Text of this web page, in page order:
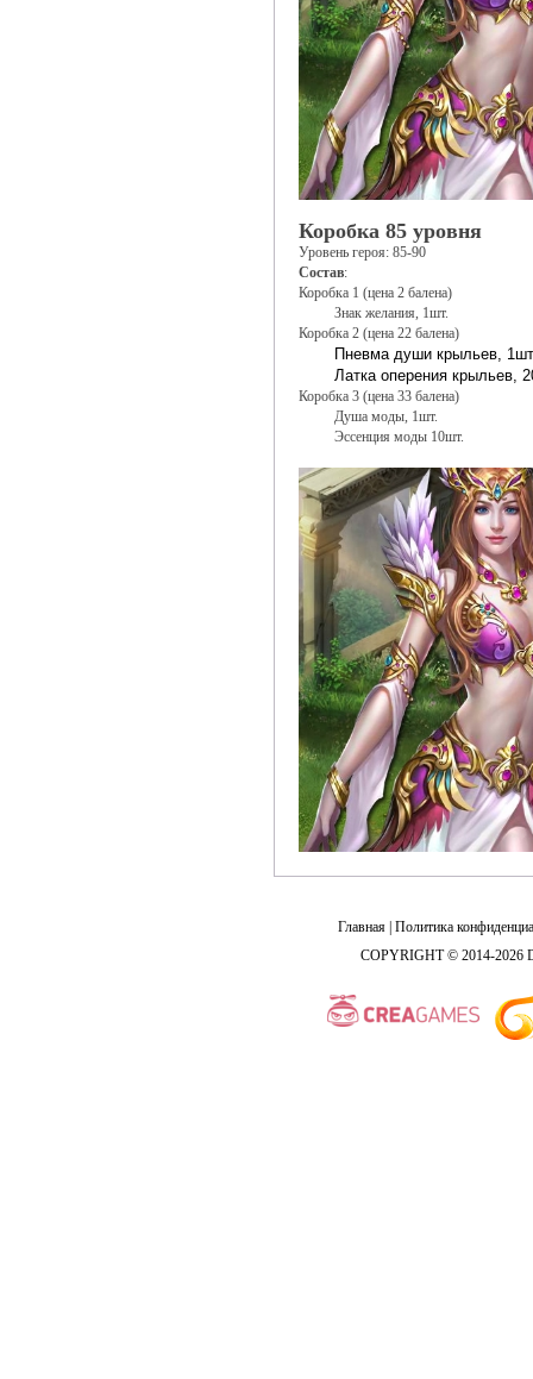
Коробка 85 уровня
Уровень героя: 85-90
Состав:
Коробка 1 (цена 2 балена)
Знак желания, 1шт.
Коробка 2 (цена 22 балена)
Пневма души крыльев,
Латка оперения крыльев,
Коробка 3 (цена 33 балена)
Душа моды, 1шт.
Эссенция моды 10шт.
Главная | Политика
COPYRIGHT © 2014-2026